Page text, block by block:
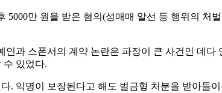
만 원을 받은 혐의(성매매 알선 등 행위의 처
과 스폰서의 계약 논란은 파장이 큰 사건인 데
수 있었다.
. 익명이 보장된다고 해도 벌금형 처분을 받아들